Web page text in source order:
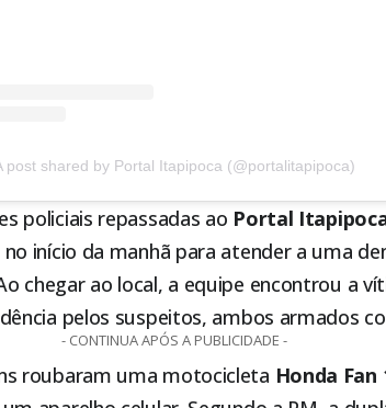
post shared by Portal Itapipoca (@portalitapipoca)
policiais repassadas ao Portal
início da manhã para atender a uma
chegar ao local, a equipe encontrou a
pelos suspeitos, ambos armados
- CONTINUA APÓS A PUBLICIDADE -
roubaram uma motocicleta Honda Fan